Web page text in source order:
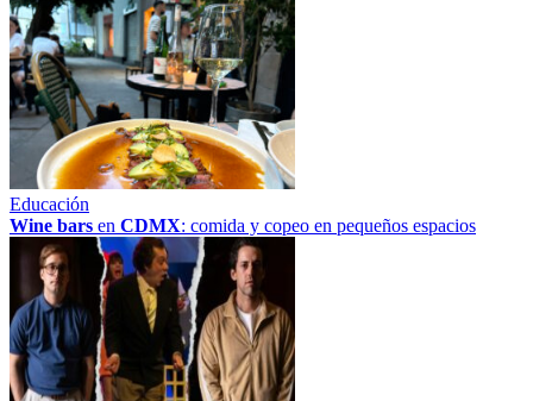
Educación
Wine bars en CDMX: comida y copeo en pequeños espacios